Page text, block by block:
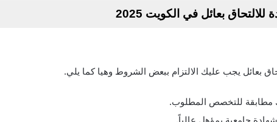
بعائل في الكويت 2025
بعائل يجب عليك الالتزام ببعض الشروط وهيا كما يلي.
مطابقة للتخصص المطلوب.
جامعية بمؤهل عالياً.